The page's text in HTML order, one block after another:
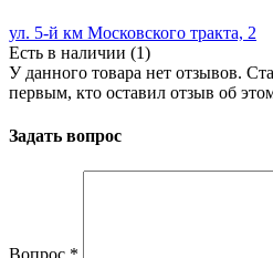
ул. 5-й км Московского тракта, 2
Есть в наличии (1)
У данного товара нет отзывов.
первым, кто оставил отзыв об
Задать вопрос
Вопрос *